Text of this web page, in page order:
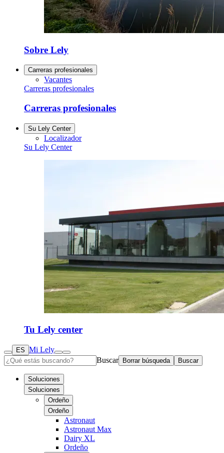
Sobre Lely
Carreras profesionales
Vacantes
Carreras profesionales
Carreras profesionales
Su Lely Center
Localizador
Su Lely Center
Tu Lely center
ES Mi Lely
Buscar
Borrar búsqueda Buscar
Soluciones
Soluciones
Ordeño
Ordeño
Astronaut
Astronaut Max
Dairy XL
Ordeño